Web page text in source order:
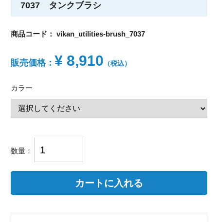
7037 タンクブラシ
商品コード：vikan_utilities-brush_7037
販売価格： ¥ 8,910 （税込）
カラー
数量：